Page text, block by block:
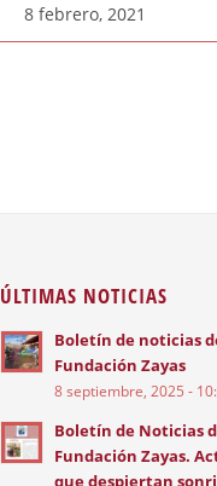
8 febrero, 2021
ÚLTIMAS NOTICIAS
Boletín de noticias
Fundación Zayas
8 septiembre, 2025 -
Boletín de Noticias
Fundación Zayas.
que despiertan